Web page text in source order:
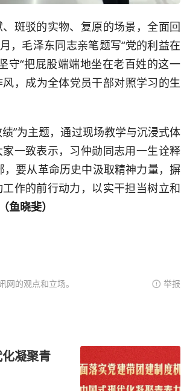
斑驳的实物、复原的场景，全面回
，毛泽东同志亲笔题写“党的利益在
守“把屁股端端地坐在老百姓的这一
，成为全体党员干部对照学习的生
”为主题，通过现场教学与沉浸式体
一致表示，习仲勋同志用一生诠释
，要从革命历史中汲取精神力量，摒
作的前行动力，以实干担当树立和
（鱼晓斐）
的观点和立场。 举报
凝聚青